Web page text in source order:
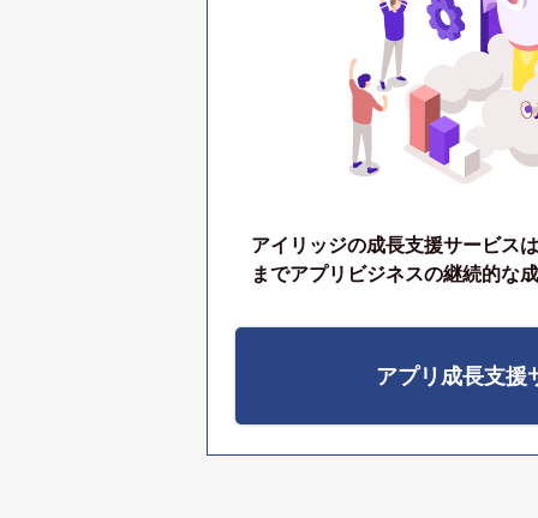
アイリッジの成長支援サービス
までアプリビジネスの継続的な
アプリ成長支援